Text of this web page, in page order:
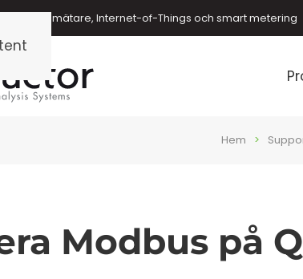
oljemätare, Internet-of-Things och smart metering
Hem
Modbus på